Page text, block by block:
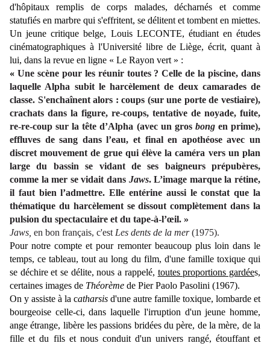
d'hôpitaux remplis de corps malades, décharnés et comme
statufiés en marbre qui s'effritent, se délitent et tombent en miettes.
Un jeune critique belge, Louis LECONTE, étudiant en études
cinématographiques à l'Université libre de Liège, écrit, quant à
lui, dans la revue en ligne « Le Rayon vert » :
« Une scène pour les réunir toutes ? Celle de la piscine, dans
laquelle Alpha subit le harcèlement de deux camarades de
classe. S'enchaînent alors : coups (sur une porte de vestiaire),
crachats dans la figure, re-coups, tentative de noyade, fuite,
re-re-coup sur la tête d’Alpha (avec un gros bongen prime),
effluves de sang dans l’eau, et final en apothéose avec un
discret mouvement de grue qui élève la caméra vers un plan
large du bassin se vidant de ses baigneurs prépubères,
comme la mer se vidait dans Jaws. L’image marque la rétine,
il faut bien l’admettre. Elle entérine aussi le constat que la
thématique du harcèlement se dissout complètement dans la
pulsion du spectaculaire et du tape-à-l’œil. »
Jaws, en bon français, c'est Les dents de la mer(1975).
Pour notre compte et pour remonter beaucoup plus loin dans le
temps, ce tableau, tout au long du film, d'une famille toxique qui
se déchire et se délite, nous a rappelé, toutes proportions gardées,
certaines images de Théorème de Pier Paolo Pasolini (1967).
On y assiste à la catharsis d'une autre famille toxique, lombarde et
bourgeoise celle-ci, dans laquelle l'irruption d'un jeune homme,
ange étrange, libère les passions bridées du père, de la mère, de la
fille et du fils et nous conduit d'un univers rangé, étouffant et